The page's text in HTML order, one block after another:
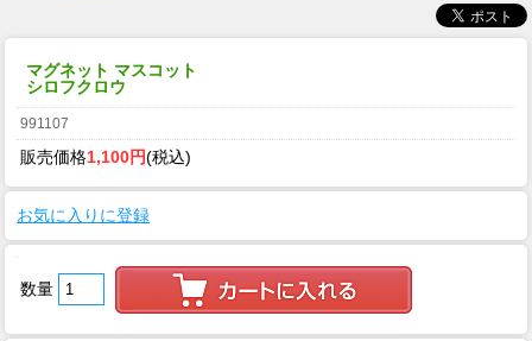
マグネット マスコット
シロフクロウ
991107
販売価格1,100円(税込)
お気に入りに登録
数量